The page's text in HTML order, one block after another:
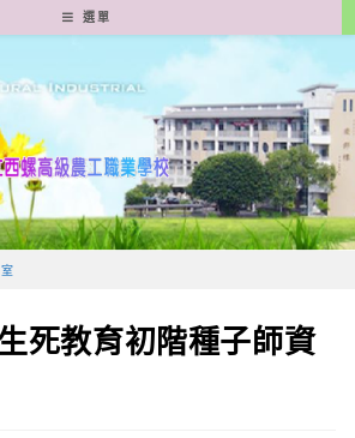
選單
死教育初階種子師資